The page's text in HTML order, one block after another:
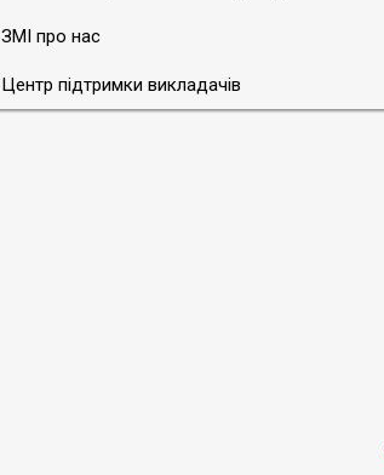
ЗМІ про нас
Центр підтримки викладачів